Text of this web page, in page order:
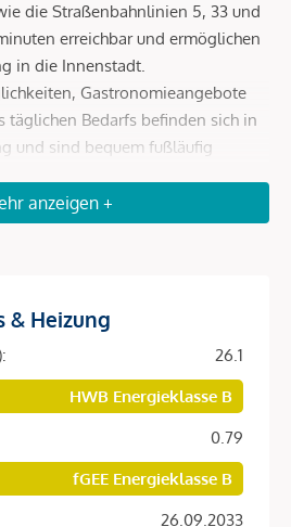
die Straßenbahnlinien 5, 33 und
erreichbar und ermöglichen
in die Innenstadt.
Gastronomieangebote
täglichen Bedarfs befinden sich in
und sind bequem fußläufig
wie der Augarten
runden die hervorragende
Wohnung befindet sich im
SOPHIEin begehrter Lage
ein modernes Wohnkonzept,
Wohnatmosphäre.
anzeigen +
& Heizung
26.1
HWB Energieklasse B
0.79
fGEE Energieklasse B
26.09.2033